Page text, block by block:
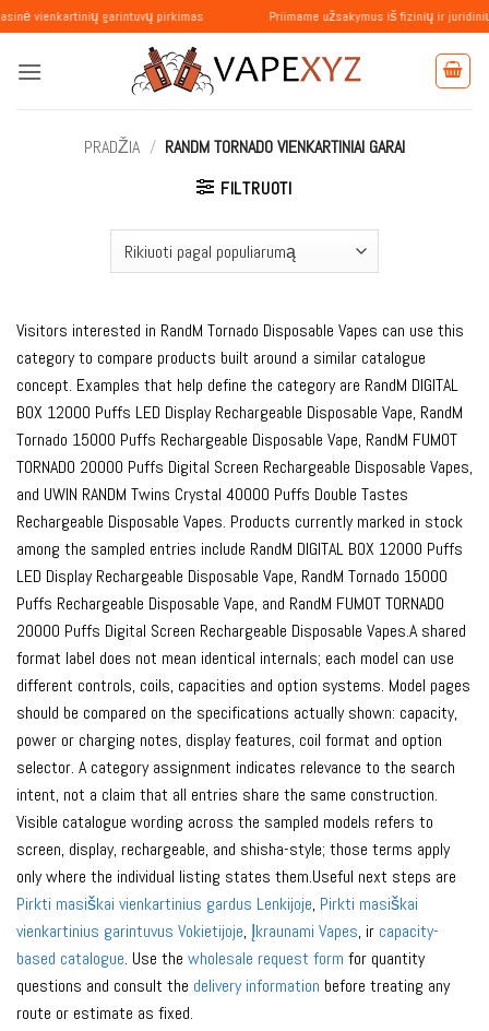
Skip
to
content
garintuvų pirkimas Priimame užsakymus iš fizinių ir juridinių asmenų.
PRADŽIA / RANDM TORNADO VIENKARTINIAI GARAI
FILTRUOTI
Visitors interested in RandM Tornado Disposable Vapes can use this
category to compare products built around a similar catalogue
concept. Examples that help define the category are RandM DIGITAL
BOX 12000 Puffs LED Display Rechargeable Disposable Vape, RandM
Tornado 15000 Puffs Rechargeable Disposable Vape, RandM FUMOT
TORNADO 20000 Puffs Digital Screen Rechargeable Disposable Vapes,
and UWIN RANDM Twins Crystal 40000 Puffs Double Tastes
Rechargeable Disposable Vapes. Products currently marked in stock
among the sampled entries include RandM DIGITAL BOX 12000 Puffs
LED Display Rechargeable Disposable Vape, RandM Tornado 15000
Puffs Rechargeable Disposable Vape, and RandM FUMOT TORNADO
20000 Puffs Digital Screen Rechargeable Disposable Vapes.A shared
format label does not mean identical internals; each model can use
different controls, coils, capacities and option systems. Model pages
should be compared on the specifications actually shown: capacity,
power or charging notes, display features, coil format and option
selector. A category assignment indicates relevance to the search
intent, not a claim that all entries share the same construction.
Visible catalogue wording across the sampled models refers to
screen, display, rechargeable, and shisha-style; those terms apply
only where the individual listing states them.Useful next steps are
Pirkti masiškai vienkartinius gardus Lenkijoje, Pirkti masiškai
vienkartinius garintuvus Vokietijoje, Įkraunami Vapes, ir capacity-
based catalogue. Use the wholesale request form for quantity
questions and consult the delivery information before treating any
route or estimate as fixed.